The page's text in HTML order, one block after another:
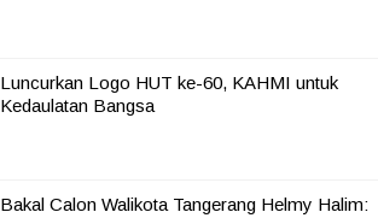
Luncurkan Logo HUT ke-60, KAHMI untuk
Kedaulatan Bangsa
Bakal Calon Walikota Tangerang Helmy Halim: